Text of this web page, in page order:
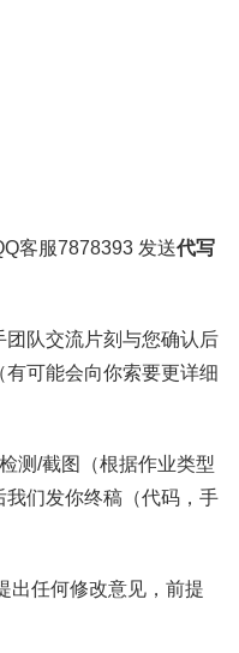
客服7878393 发送代写
队交流片刻与您确认后
可能会向你索要更详细
测/截图（根据作业类型
们发你终稿（代码，手
出任何修改意见，前提